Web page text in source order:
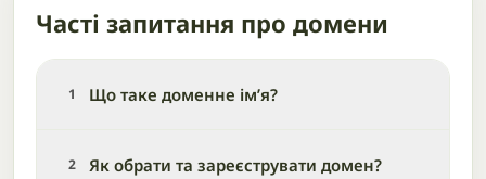
Часті запитання про домени
1 Що таке доменне ім’я?
2 Як обрати та зареєструвати домен?